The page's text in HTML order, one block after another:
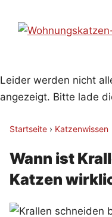
Inhalt
Leider werden nicht
angezeigt. Bitte lade
Startseite › Katzenwissen
Wann ist
Katzen